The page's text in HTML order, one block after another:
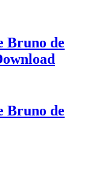
Bruno de
Bruno de